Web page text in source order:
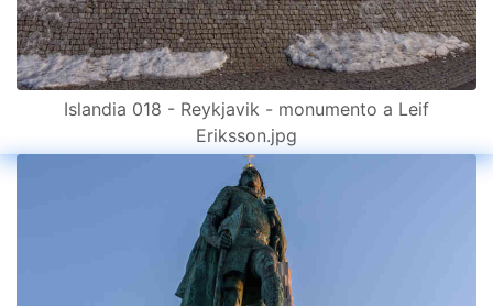
Islandia 018 - Reykjavik - monumento a Leif
Eriksson.jpg